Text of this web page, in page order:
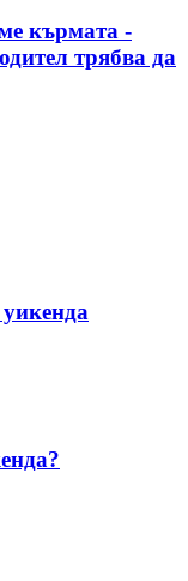
кърмата -
трябва да